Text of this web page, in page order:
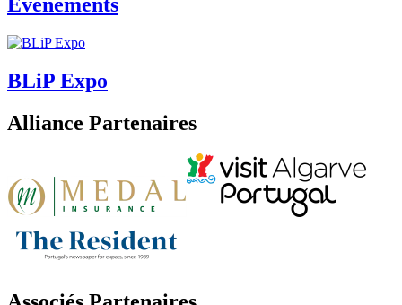
Événements
BLiP Expo
Alliance Partenaires